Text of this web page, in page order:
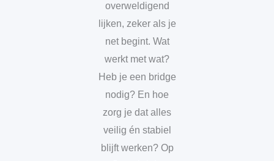
overweldigend
lijken, zeker als je
net begint. Wat
werkt met wat?
Heb je een bridge
nodig? En hoe
zorg je dat alles
veilig én stabiel
blijft werken? Op